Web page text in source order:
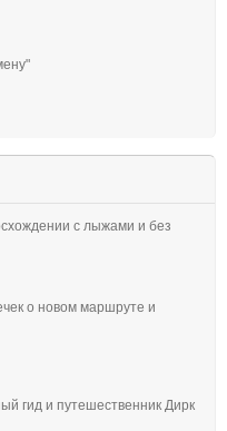
с лыжами и без
о новом маршруте и
гид и путешественник Дирк